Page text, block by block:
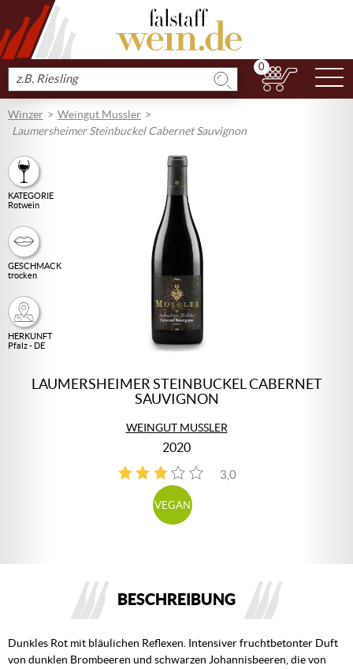
Produkt
suchen
0
Winzer
Weingut Mussler
Laumersheimer Steinbuckel Cabernet Sauvignon
KATEGORIE
Rotwein
GESCHMACK
trocken
HERKUNFT
Pfalz - DE
LAUMERSHEIMER STEINBUCKEL CABERNET
SAUVIGNON
WEINGUT MUSSLER
2020
3,0
1
VEGAN
BESCHREIBUNG
Dunkles Rot mit bläulichen Reflexen. Intensiver fruchtbetonter Duft
von dunklen Brombeeren und schwarzen Johannisbeeren, die von